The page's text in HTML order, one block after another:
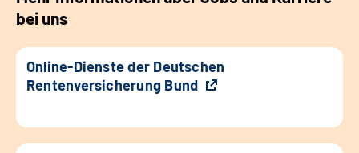
bei uns
Online-Dienste der Deutschen
Rentenversicherung Bund